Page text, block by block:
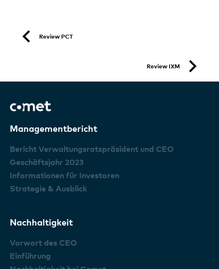
Review PCT
Review IXM
Managementbericht
Bericht Verwaltungsratspräsident und CEO
Geschäftsjahr 2023
Informationen für Investoren
Strategie & Ausblick
Nachhaltigkeit
Vorwort des CEO
Einführung